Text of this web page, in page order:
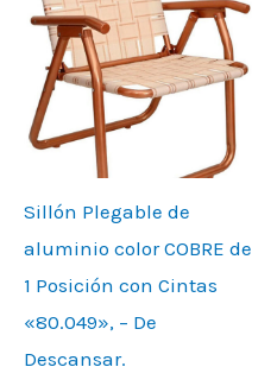
Sillón Plegable de
aluminio color COBRE de
1 Posición con Cintas
«80.049», – De
Descansar.